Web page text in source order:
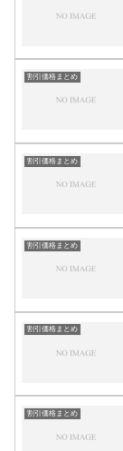
割引価格まとめ
割引価格まとめ
割引価格まとめ
割引価格まとめ
割引価格まとめ